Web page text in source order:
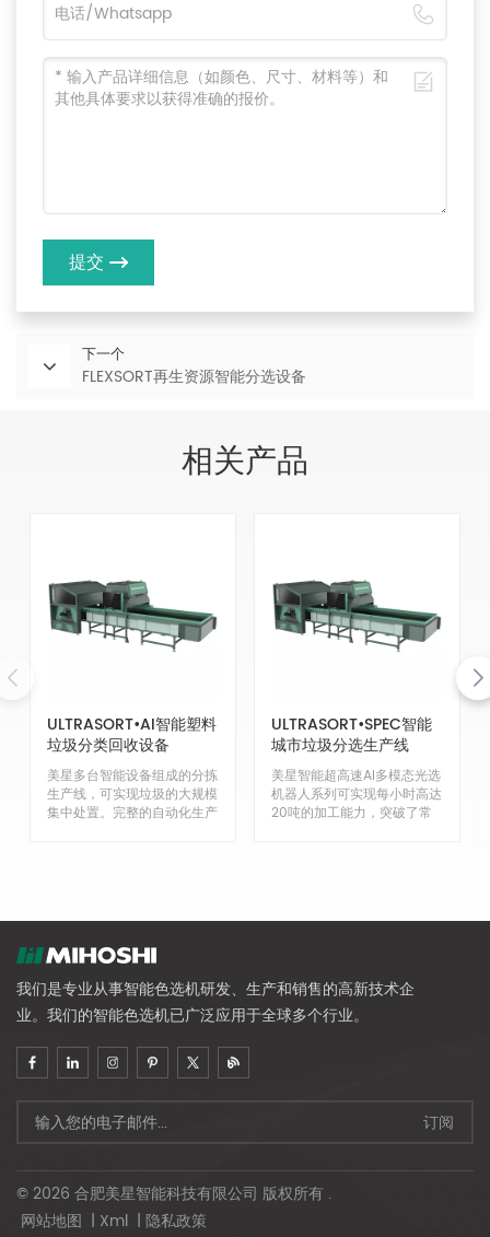
提交
下一个
FLEXSORT再生资源智能分选设备
相关产品
ULTRASORT•AI智能塑料
垃圾分类回收设备
美星多台智能设备组成的分拣
生产线，可实现垃圾的大规模
集中处置。完整的自动化生产
合，在同等产能下可减少人工
80%，24/7工作，将人力从
繁重恶劣的工作环境中解放出
来，大幅降低人员成本和管理
风险。针对干湿垃圾混合、污
染严重、生活垃圾分类难等带
JDataBase混合垃圾实景数
据库和业界首创的高速堆码识
超高速有效识别30多种可回
收材料，真实识别率>95%，
基于数十年环保行业经验，拥
有一体化生产线设计和实施能
力，可以满足不同业主的需
ULTRASORT•SPEC智能
城市垃圾分选生产线
美星智能超高速AI多模态光选
机器人系列可实现每小时高达
20吨的加工能力，突破了常
的A视觉识别技术和高光谱识
识别。塑料整瓶、日用品分拣
真实识别率高达99%。结合自
主研发的高精度末端执行系
力，可以满足不同业主的需求
并实施定制化改造，优化分选
流程，实现分选效率和效果的
我们是专业从事智能色选机研发、生产和销售的高新技术企
业。我们的智能色选机已广泛应用于全球多个行业。
© 2026 合肥美星智能科技有限公司 版权所有 .
网站地图 | Xml | 隐私政策